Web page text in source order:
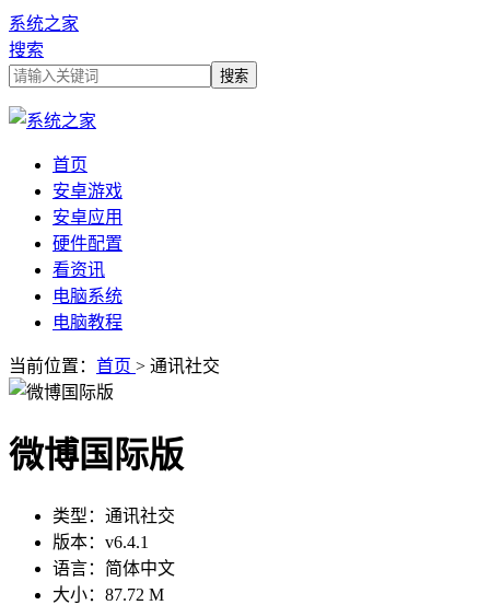
系统之家
搜索
首页
安卓游戏
安卓应用
硬件配置
看资讯
电脑系统
电脑教程
当前位置： 首页 > 通讯社交
微博国际版
类型： 通讯社交
版本： v6.4.1
语言： 简体中文
大小： 87.72 M